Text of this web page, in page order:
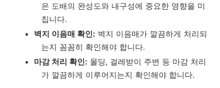
은 도배의 완성도와 내구성에 중요한 영향을 미
칩니다.
벽지 이음매 확인: 벽지 이음매가 깔끔하게 처리되
는지 꼼꼼히 확인해야 합니다.
마감 처리 확인: 몰딩, 걸레받이 주변 등 마감 처리
가 깔끔하게 이루어지는지 확인해야 합니다.